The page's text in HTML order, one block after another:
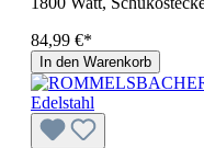
84,99 €*
In den Warenkorb